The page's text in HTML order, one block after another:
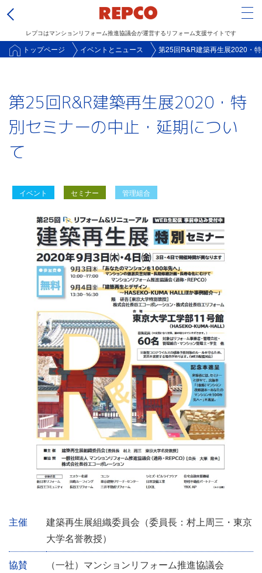
レプコはマンションリフォーム推進協議会が運営するリフォーム支援サイトです
トップページ イベントとニュース 第25回R&R建築再生展2020・
第25回R&R建築再生展2020・特
別セミナーの中止・延期につい
て
イベント セミナー 管理組合
イ
ン
ト
主催
建築再生展組織委員会（委員長：村上周三・東京
大学名誉教授）
協賛
（一社）マンションリフォーム推進協議会